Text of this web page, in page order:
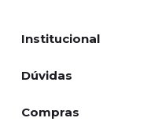
Institucional
Dúvidas
Compras